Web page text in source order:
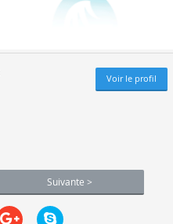
Voir le profil
Suivante >